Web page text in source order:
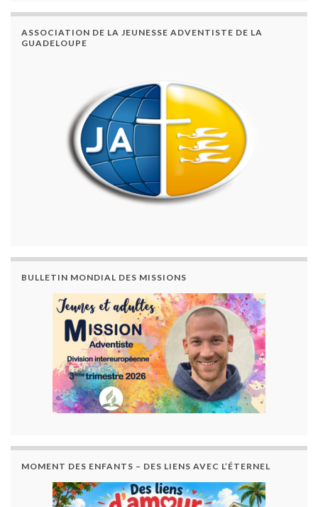
ASSOCIATION DE LA JEUNESSE ADVENTISTE DE LA
GUADELOUPE
BULLETIN MONDIAL DES MISSIONS
MOMENT DES ENFANTS – DES LIENS AVEC L’ÉTERNEL